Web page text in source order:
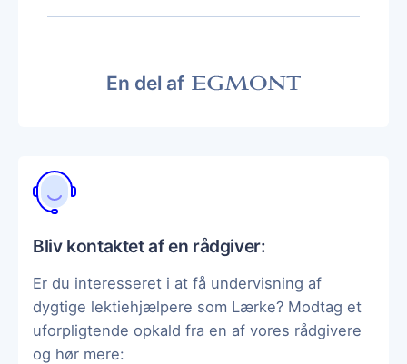
En del af
Bliv kontaktet af en rådgiver:
Er du interesseret i at få undervisning af
dygtige lektiehjælpere som Lærke? Modtag et
uforpligtende opkald fra en af vores rådgivere
og hør mere: